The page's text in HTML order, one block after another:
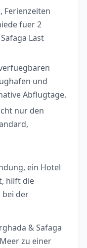
Ferienzeiten
fuer 2
Last
und
Abflugtage.
nur den
ein Hotel
hilft die
bei der
& Safaga
zu einer